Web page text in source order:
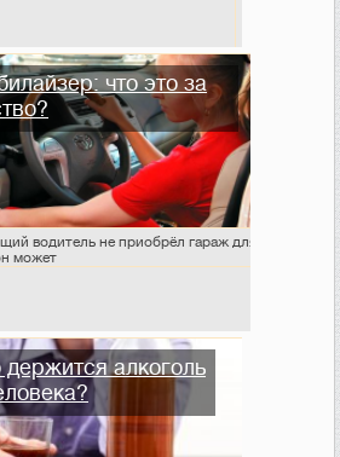
что это за
водитель не приобрёл гараж для
может
держится алкоголь